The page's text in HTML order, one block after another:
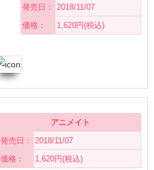
発売日：
2018/11/07
価格：
1,620円(税込)
アニメイト
発売日：
2018/11/07
価格：
1,620円(税込)